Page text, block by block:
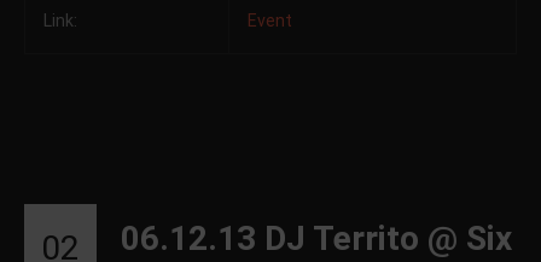
Link: Event
06.12.13 DJ Territo @ Six
02